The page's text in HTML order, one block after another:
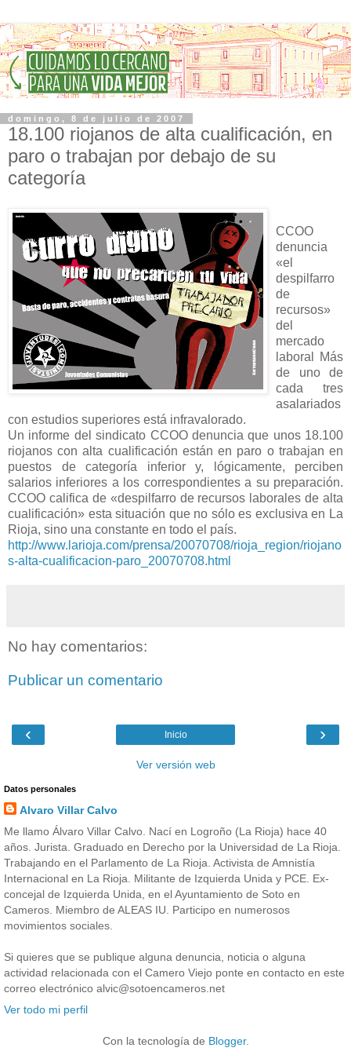
domingo, 8 de julio de 2007
18.100 riojanos de alta cualificación, en
paro o trabajan por debajo de su
categoría
CCOO
denuncia
«el
despilfarro
de
recursos»
del
mercado
laboral Más
de uno de
cada tres
asalariados
con estudios superiores está infravalorado.
Un informe del sindicato CCOO denuncia que unos 18.100
riojanos con alta cualificación están en paro o trabajan en
puestos de categoría inferior y, lógicamente, perciben
salarios inferiores a los correspondientes a su preparación.
CCOO califica de «despilfarro de recursos laborales de alta
cualificación» esta situación que no sólo es exclusiva en La
Rioja, sino una constante en todo el país.
http://www.larioja.com/prensa/20070708/rioja_region/riojano
s-alta-cualificacion-paro_20070708.html
No hay comentarios:
Publicar un comentario
‹ ›
Inicio
Ver versión web
Datos personales
Alvaro Villar Calvo
Me llamo Álvaro Villar Calvo. Nací en Logroño (La Rioja) hace 40
años. Jurista. Graduado en Derecho por la Universidad de La Rioja.
Trabajando en el Parlamento de La Rioja. Activista de Amnistía
Internacional en La Rioja. Militante de Izquierda Unida y PCE. Ex-
concejal de Izquierda Unida, en el Ayuntamiento de Soto en
Cameros. Miembro de ALEAS IU. Participo en numerosos
movimientos sociales.
Si quieres que se publique alguna denuncia, noticia o alguna
actividad relacionada con el Camero Viejo ponte en contacto en este
correo electrónico alvic@sotoencameros.net
Ver todo mi perfil
Con la tecnología de Blogger.